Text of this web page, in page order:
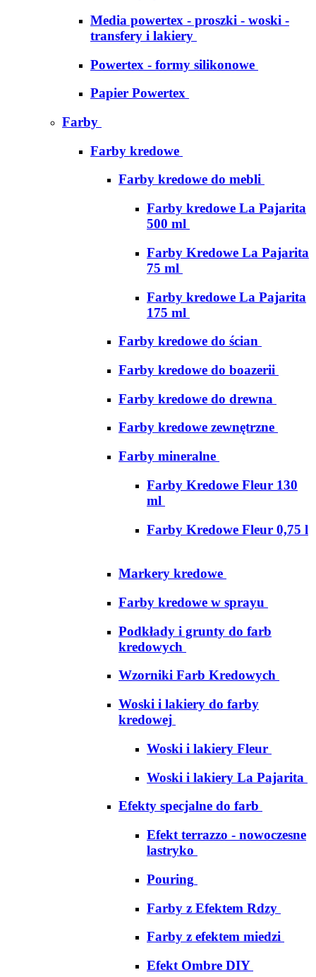
Media powertex - proszki - woski -
transfery i lakiery
Powertex - formy silikonowe
Papier Powertex
Farby
Farby kredowe
Farby kredowe do mebli
Farby kredowe La Pajarita
500 ml
Farby Kredowe La Pajarita
75 ml
Farby kredowe La Pajarita
175 ml
Farby kredowe do ścian
Farby kredowe do boazerii
Farby kredowe do drewna
Farby kredowe zewnętrzne
Farby mineralne
Farby Kredowe Fleur 130
ml
Farby Kredowe Fleur 0,75 l
Markery kredowe
Farby kredowe w sprayu
Podkłady i grunty do farb
kredowych
Wzorniki Farb Kredowych
Woski i lakiery do farby
kredowej
Woski i lakiery Fleur
Woski i lakiery La Pajarita
Efekty specjalne do farb
Efekt terrazzo - nowoczesne
lastryko
Pouring
Farby z Efektem Rdzy
Farby z efektem miedzi
Efekt Ombre DIY